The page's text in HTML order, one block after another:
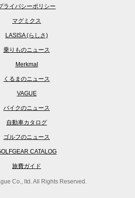
ライバシーポリシー
マグミクス
LASISA (らしさ)
乗りものニュース
Merkmal
くるまのニュース
VAGUE
バイクのニュース
自動車カタログ
ゴルフのニュース
CATALOG
旅費ガイド
Co., ltd. All Rights Reserved.